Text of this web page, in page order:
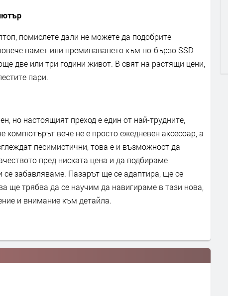
помислете дали не можете да подобрите
памет или преминаването към по-бързо SSD
две или три години живот. В свят на растящи цени,
пари.
но настоящият преход е един от най-трудните,
вече не е просто ежедневен аксесоар, а
песимистични, това е и възможност да
пред ниската цена и да подбираме
забавляваме. Пазарът ще се адаптира, ще се
ще трябва да се научим да навигираме в тази нова,
и внимание към детайла.